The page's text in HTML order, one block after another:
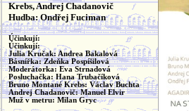
Krebs, Andrej Chadanovič
Hudba: Ondřej Fuciman
Účinkují:
Účinkují:
Julia Kručak: Andrea Bakalová
Básnířka: Zdeňka Pospíšilová
Moderátorka: Eva Strnadová
Posluchačka: Hana Trubačíková
Bruno Montané Krebs: Václav Buchta
Andrej Chadanovič: Manuel Elvir
Muž v metru: Milan Gryc